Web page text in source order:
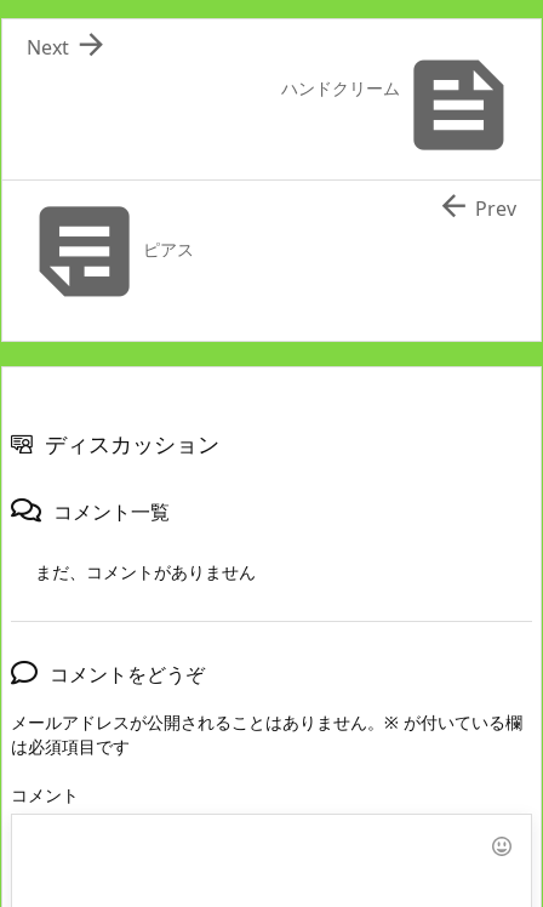

ハンドクリーム

Next
 ピアス
 Prev
ディスカッション
コメント一覧
まだ、コメントがありません
コメントをどうぞ
メールアドレスが公開されることはありません。 ※ が付いている欄
は必須項目です
コメント